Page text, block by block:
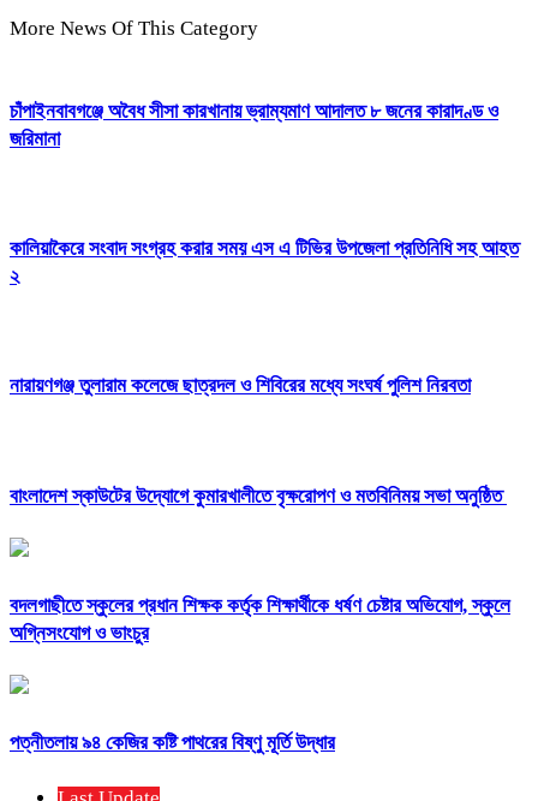
More News Of This Category
চাঁপাইনবাবগঞ্জে অবৈধ সীসা কারখানায় ভ্রাম্যমাণ আদালত ৮ জনের কারাদণ্ড ও
জরিমানা
কালিয়াকৈরে সংবাদ সংগ্রহ করার সময় এস এ টিভির উপজেলা প্রতিনিধি সহ আহত
২
নারায়ণগঞ্জ তুলারাম কলেজে ছাত্রদল ও শিবিরের মধ্যে সংঘর্ষ পুলিশ নিরবতা
বাংলাদেশ স্কাউটের উদ্যোগে কুমারখালীতে বৃক্ষরোপণ ও মতবিনিময় সভা অনুষ্ঠিত
বদলগাছীতে স্কুলের প্রধান শিক্ষক কর্তৃক শিক্ষার্থীকে ধর্ষণ চেষ্টার অভিযোগ, স্কুলে
অগ্নিসংযোগ ও ভাংচুর
পত্নীতলায় ৯৪ কেজির কষ্টি পাথরের বিষ্ণু মূর্তি উদ্ধার